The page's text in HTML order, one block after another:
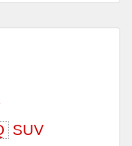
SUV